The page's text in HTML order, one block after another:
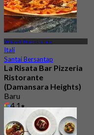
Wilayah Persekutuan
Itali
Santai Bersantap
La Risata Bar Pizzeria
Ristorante
(Damansara Heights)
Baru
4.1
RM 56.66